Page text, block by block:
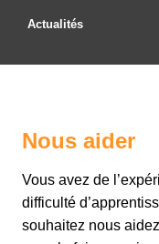
Actualités
Nous aider
Vous avez de
difficulté
souhaitez nous